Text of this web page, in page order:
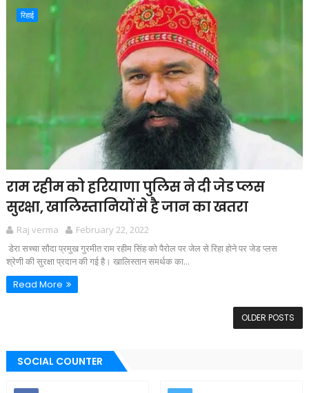
रिहाई
राम रहीम को हरियाणा पुलिस ने दी जेड प्लस
सुरक्षा, खालिस्तानियों से है जान का खतरा
Raj verma
February 22, 2022
डेरा सच्चा सौदा प्रमुख गुरमीत राम रहीम सिंह को पैरोल पर जेल से रिहा होने पर जेड प्लस
श्रेणी की सुरक्षा प्रदान की गई है। खालिस्तान समर्थक का...
Read More
OLDER POSTS
SOCIAL COUNTER